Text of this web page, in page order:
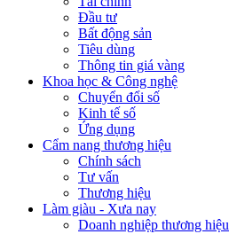
Đầu tư
Bất động sản
Tiêu dùng
Thông tin giá vàng
Khoa học & Công nghệ
Chuyển đổi số
Kinh tế số
Ứng dụng
Cẩm nang thương hiệu
Chính sách
Tư vấn
Thương hiệu
Làm giàu - Xưa nay
Doanh nghiệp thương hiệu